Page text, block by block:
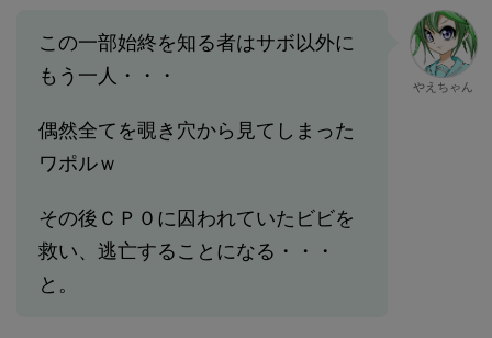
この一部始終を知る者はサボ以外に
もう一人・・・
偶然全てを覗き穴から見てしまった
ワポルｗ
その後ＣＰ０に囚われていたビビを
救い、逃亡することになる・・・
と。
やえちゃん